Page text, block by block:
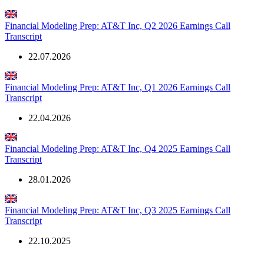
Financial Modeling Prep: AT&T Inc, Q2 2026 Earnings Call
Transcript
22.07.2026
Financial Modeling Prep: AT&T Inc, Q1 2026 Earnings Call
Transcript
22.04.2026
Financial Modeling Prep: AT&T Inc, Q4 2025 Earnings Call
Transcript
28.01.2026
Financial Modeling Prep: AT&T Inc, Q3 2025 Earnings Call
Transcript
22.10.2025